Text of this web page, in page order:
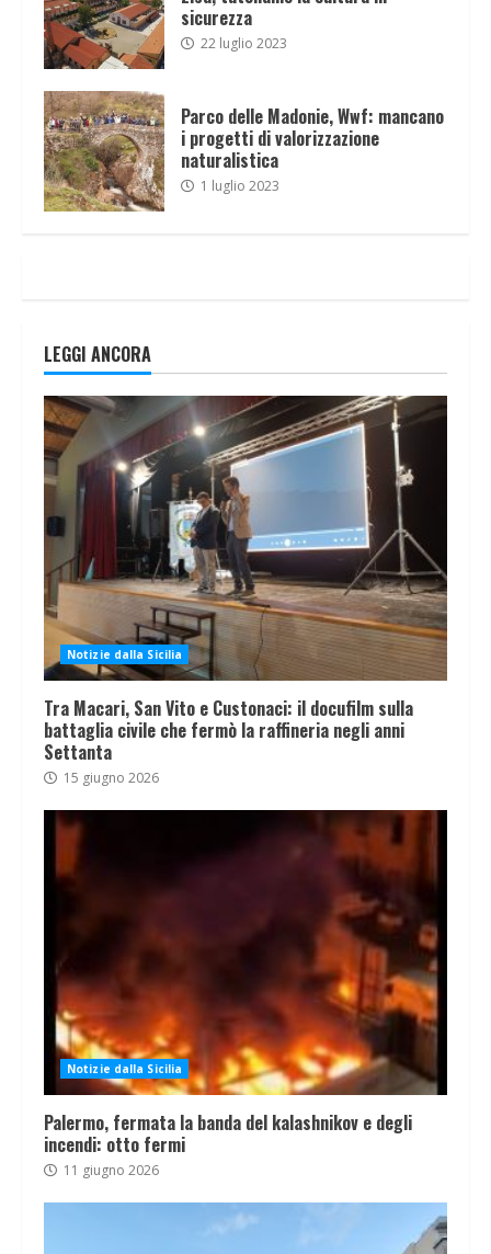
sicurezza
22 luglio 2023
Parco delle Madonie, Wwf: mancano
i progetti di valorizzazione
naturalistica
1 luglio 2023
LEGGI ANCORA
Notizie dalla Sicilia
Tra Macari, San Vito e Custonaci: il docufilm sulla
battaglia civile che fermò la raffineria negli anni
Settanta
15 giugno 2026
Notizie dalla Sicilia
Palermo, fermata la banda del kalashnikov e degli
incendi: otto fermi
11 giugno 2026